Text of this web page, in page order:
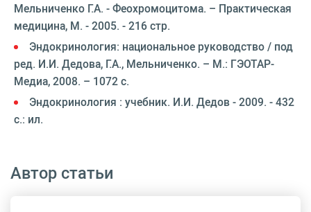
Мельниченко Г.А. - Феохромоцитома. – Практическая
медицина, М. - 2005. - 216 стр.
Эндокринология: национальное руководство / под
ред. И.И. Дедова, Г.А., Мельниченко. – М.: ГЭОТАР-
Медиа, 2008. – 1072 с.
Эндокринология : учебник. И.И. Дедов - 2009. - 432
с.: ил.
Автор статьи